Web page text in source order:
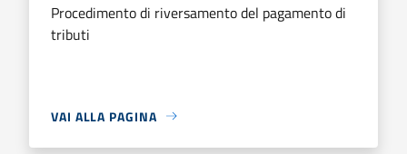
Procedimento di riversamento del pagamento di
tributi
VAI ALLA PAGINA